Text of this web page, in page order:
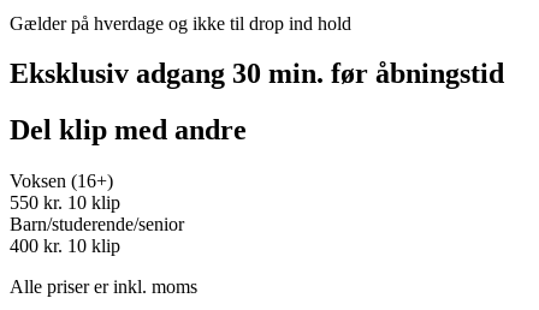
Gælder på hverdage og ikke til drop ind hold
Eksklusiv adgang 30 min. før åbningstid
Del klip med andre
Voksen (16+)
550 kr. 10 klip
Barn/studerende/senior
400 kr. 10 klip
Alle priser er inkl. moms